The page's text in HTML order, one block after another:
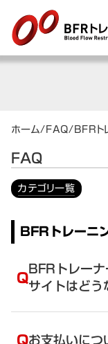
ホーム/FAQ/BFRト
FAQ
カテゴリ一覧
BFRトレーニ
QBFRトレー
サイトはど
A退会した場合
別）となりま